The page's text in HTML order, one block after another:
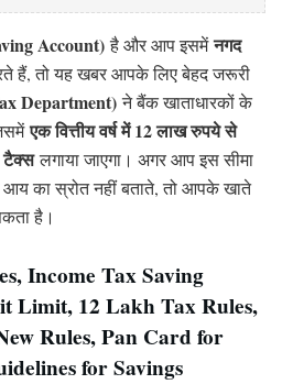
Account)है और आप इसमेंनगद
हैं, तो यह खबर आपके लिए बेहद जरूरी
Department)ने बैंक खाताधारकों के
एक वित्तीय वर्ष में 12 लाख रुपये से
टैक्सलगाया जाएगा। अगर आप इस सीमा
का स्रोत नहीं बताते, तो आपके खाते
है।
Income Tax Saving
Limit, 12 Lakh Tax Rules,
Rules, Pan Card for
for Savings